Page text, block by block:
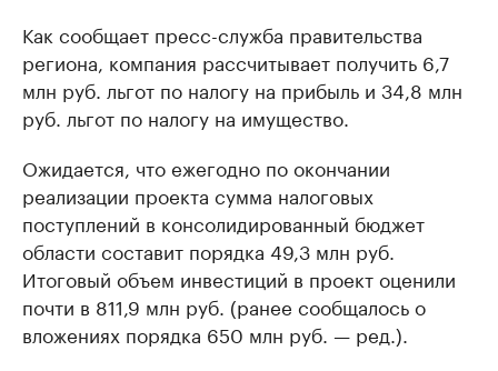
Как сообщает пресс-служба правительства
региона, компания рассчитывает получить 6,7
млн руб. льгот по налогу на прибыль и 34,8 млн
руб. льгот по налогу на имущество.
Ожидается, что ежегодно по окончании
реализации проекта сумма налоговых
поступлений в консолидированный бюджет
области составит порядка 49,3 млн руб.
Итоговый объем инвестиций в проект оценили
почти в 811,9 млн руб. (ранее сообщалось о
вложениях порядка 650 млн руб. — ред.).